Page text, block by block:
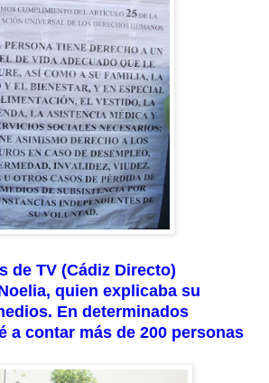
de TV (Cádiz Directo)
quien explicaba su
En determinados
a contar más de 200 personas